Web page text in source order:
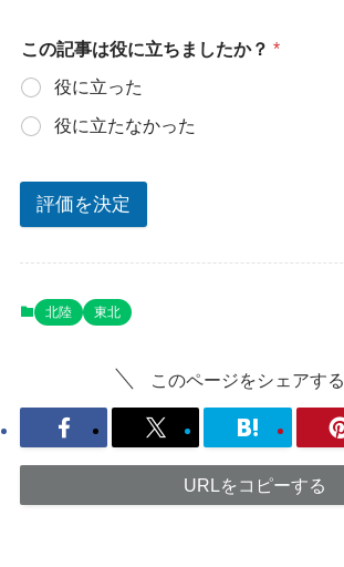
この記事は役に立ちましたか？ *
役に立った
役に立たなかった
評価を決定
北陸 東北
このページをシェアする
URLをコピーする